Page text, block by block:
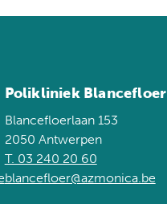
Polikliniek Blancefloer
Blancefloerlaan 153
2050 Antwerpen
T. 03 240 20 60
blancefloer@azmonica.be